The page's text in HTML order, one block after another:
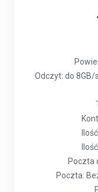
Odczyt: do 8GB/
Poczta
Poczta: